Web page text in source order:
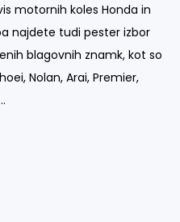
motornih koles Honda in
najdete tudi pester izbor
blagovnih znamk, kot so
Nolan, Arai, Premier,